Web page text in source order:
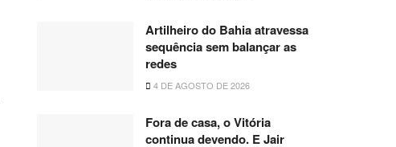
Artilheiro do Bahia atravessa
sequência sem balançar as
redes
4 DE AGOSTO DE 2026
Fora de casa, o Vitória
continua devendo. E Jair